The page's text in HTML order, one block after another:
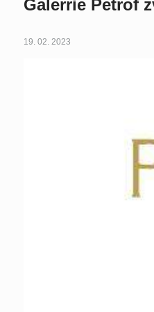
Galerrie Petrof
19. 02. 2023